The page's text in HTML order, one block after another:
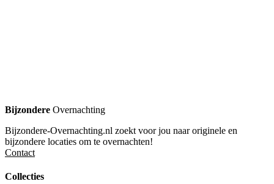
Collecties
Bijzondere Overnachting
Bijzondere-Overnachting.nl zoekt voor jou naar originele en
bijzondere locaties om te overnachten!
Contact